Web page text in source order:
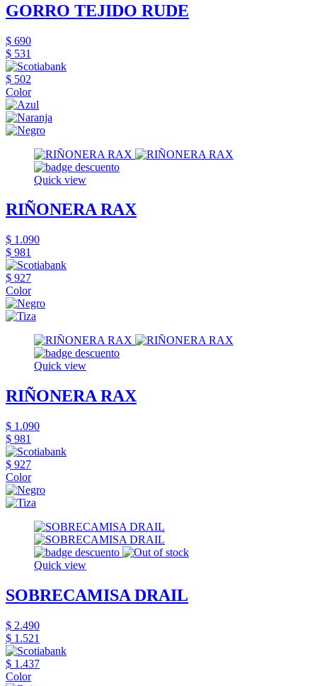
GORRO TEJIDO RUDE
$ 690
$ 531
$ 502
Color
Quick view
RIÑONERA RAX
$ 1.090
$ 981
$ 927
Color
Quick view
RIÑONERA RAX
$ 1.090
$ 981
$ 927
Color
Quick view
SOBRECAMISA DRAIL
$ 2.490
$ 1.521
$ 1.437
Color